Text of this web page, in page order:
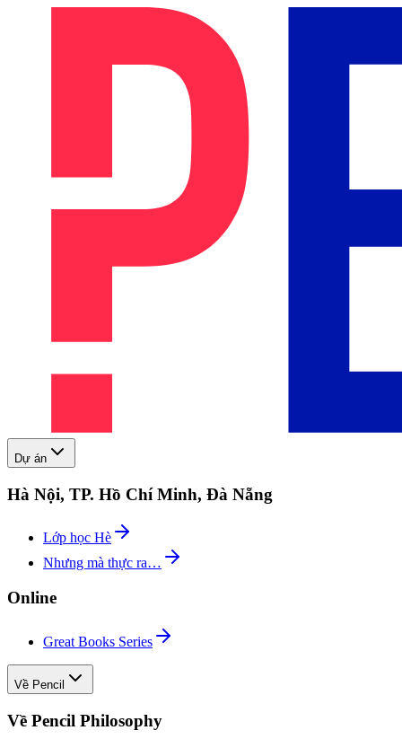
Dự án
Hà Nội, TP. Hồ Chí Minh, Đà Nẵng
Lớp học Hè
Nhưng mà thực ra…
Online
Great Books Series
Về Pencil
Về Pencil Philosophy